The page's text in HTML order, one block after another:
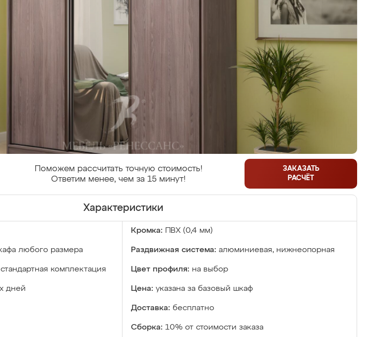
Поможем рассчитать точную стоимость!
Ответим менее, чем за 15 минут!
ЗАКАЗАТЬ
РАСЧЁТ
Характеристики
Кромка: ПВХ (0,4 мм)
любого размера Раздвижная система: алюминиевая, нижнеопорная
стандартная комплектация Цвет профиля: на выбор
дней Цена: указана за базовый шкаф
Доставка: бесплатно
Сборка: 10% от стоимости заказа